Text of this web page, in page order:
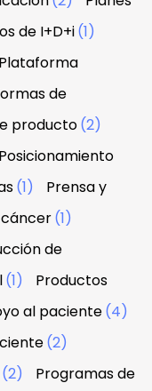
de I+D+i(1)
Plataforma
de
producto(2)
Posicionamiento
(1)
Prensa y
(1)
de
(1)
Productos
al paciente(4)
(2)
(2)
Programas de